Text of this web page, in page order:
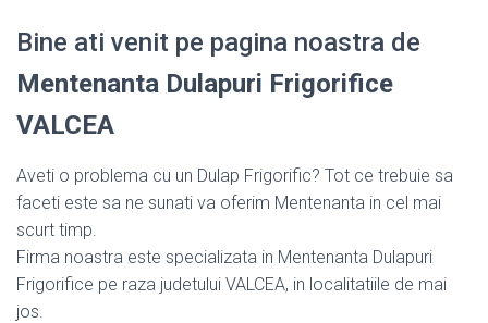
Bine ati venit pe pagina noastra de
Mentenanta Dulapuri Frigorifice
VALCEA
Aveti o problema cu un Dulap Frigorific? Tot ce trebuie sa
faceti este sa ne sunati va oferim Mentenanta in cel mai
scurt timp.
Firma noastra este specializata in Mentenanta Dulapuri
Frigorifice pe raza judetului VALCEA, in localitatiile de mai
jos.